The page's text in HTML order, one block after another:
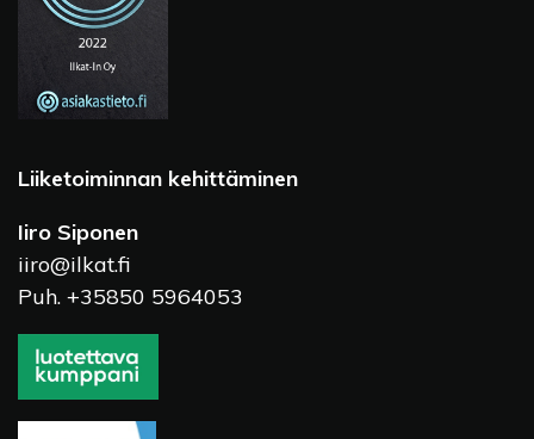
Liiketoiminnan kehittäminen
Iiro Siponen
iiro@ilkat.fi
Puh. +35850 5964053